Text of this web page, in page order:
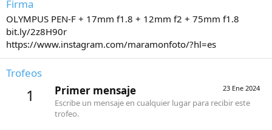
Firma
OLYMPUS PEN-F + 17mm f1.8 + 12mm f2 + 75mm f1.8
bit.ly/2z8H90r
https://www.instagram.com/maramonfoto/?hl=es
Trofeos
1 23 Ene 2024
Primer mensaje
Escribe un mensaje en cualquier lugar para recibir este
trofeo.